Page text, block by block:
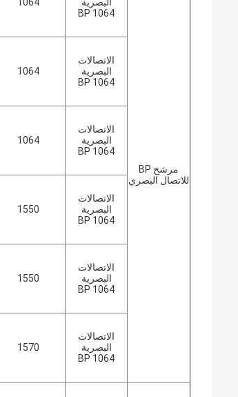
مرشح BP
للاتصال البصري
BP 1064
الاتصالات
البصرية
BP 1064
1064
الاتصالات
البصرية
BP 1064
1064
الاتصالات
البصرية
BP 1064
1550
الاتصالات
البصرية
BP 1064
1550
الاتصالات
البصرية
BP 1064
1570